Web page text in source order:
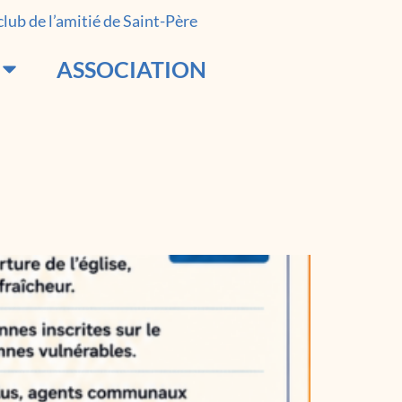
de l’amitié de Saint-Père
ASSOCIATION